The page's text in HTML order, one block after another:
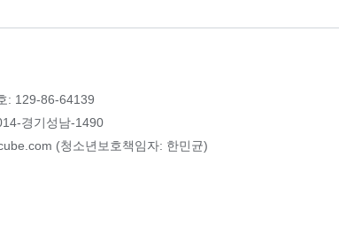
: 129-86-64139
경기성남-1490
(청소년보호책임자: 한민균)